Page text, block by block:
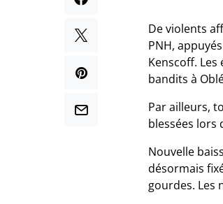
De violents
PNH,
Kenscoff.
bandits à
Par ailleurs,
blessées lors
Nouvelle
désormais
gourdes. Les